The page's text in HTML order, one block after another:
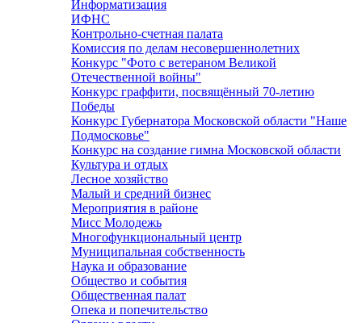
Информатизация
ИФНС
Контрольно-счетная палата
Комиссия по делам несовершеннолетних
Конкурс "Фото с ветераном Великой
Отечественной войны"
Конкурс граффити, посвящённый 70-летию
Победы
Конкурс Губернатора Московской области "Наше
Подмосковье"
Конкурс на создание гимна Московской области
Культура и отдых
Лесное хозяйство
Малый и средний бизнес
Мероприятия в районе
Мисс Молодежь
Многофункциональный центр
Муниципальная собственность
Наука и образование
Общество и события
Общественная палат
Опека и попечительство